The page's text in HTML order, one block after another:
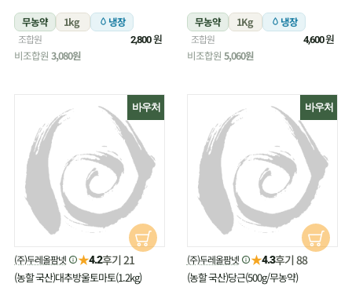
무농약 1Kg 냉장
조합원 4,600원
비조합원 5,060원
무농약 1kg 냉장
조합원 2,800원
비조합원 3,080원
바우처
(주)두레올팜넷 ★4.3후기 88
(농할 국산)당근(500g/무농약)
바우처
(주)두레올팜넷 ★4.2후기 21
(농할 국산)대추방울토마토(1.2kg)